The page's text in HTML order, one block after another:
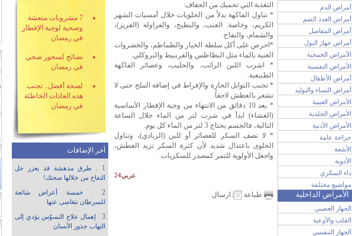
أمراض الدم
أمراض الغدد الصم
أمراض المفاصل
أمراض جهاز البول
الأمراض الخمجية
الأمراض النفسية
أمراض الأطفال
أمراض النساء والتوليد
الأمراض العينية
الأمراض الجلدية
الأمراض الأذنية
جراحة عامة
الأشعة
الأدوية
داء السكري
مواضيع مختلفة
الأمراض الداخلية
الجهاز العصبي
القلب والأوعية
الجهاز التنفسي
7 مشروبات منعشة
وصحية لوجبة الإفطار
في رمضان
نصائح لسحور صحي
في رمضان
لصحة أفضل.. تجنب
هذه العادات الخاطئة
في رمضان
آخر الإضافات
1 .
طرق مدهشة قد يعزز خل
التفاح من خلالها صحتك!
2 .
خمسة أعراض شائعة
للسرطان نتغاضى عنها
3 .
إهمال علاج التسوّس يؤدي إلى
التهاب جذور الأسنان
التغذية التي تحميك من الجفاف:
* تناول الفاكهة بدلاً من الحلويات خلال أمسيات الشهر
الكريم، وخاصة: العنب، والبطيخ، والفراولة (الفريز)،
والشمام، والتفاح.
*احرص على أكل سلطة الخيار والطماطم، والخضروات
الغنية بالماء مثل البطاطس والقرنبيط والبروكلي.
* اشرب اللبن الرائب، والحليب، وعصائر الفاكهة
الطبيعية.
* تجنب التوابل الحارة والإفراط في إضافة الملح حتى لا
تشعر بالعطش لاحقاً.
* بعد 10 دقائق من الانتهاء من وجبة الإفطار الأساسية
(العشاء) ابدأ في شرب لتر من الماء خلال الساعة
التالية، فالجسم يحتاج 3 لتر من الماء كل يوم.
* لا تضف السكر للعصائر أو للبن (الزبادي)، وتناول
الحلوى باعتدال شديد لأن كثرة السكر تزيد العطش،
واجعل الأولوية للتمر كمصدر للسكريات.
عربي24
طباعة ارسال